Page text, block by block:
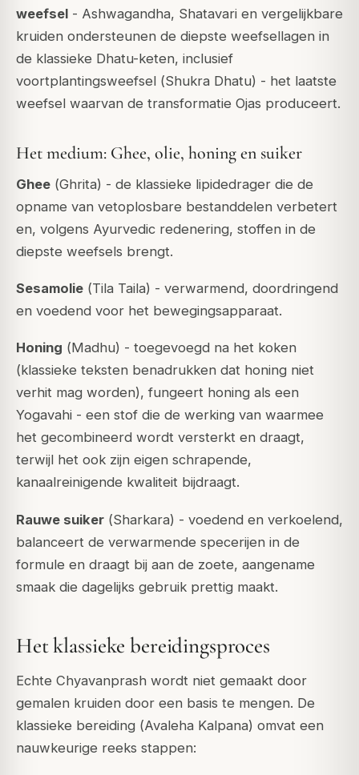
weefsel - Ashwagandha, Shatavari en vergelijkbare
kruiden ondersteunen de diepste weefsellagen in
de klassieke Dhatu-keten, inclusief
voortplantingsweefsel (Shukra Dhatu) - het laatste
weefsel waarvan de transformatie Ojas produceert.
Het medium: Ghee, olie, honing en suiker
Ghee (Ghrita) - de klassieke lipidedrager die de
opname van vetoplosbare bestanddelen verbetert
en, volgens Ayurvedic redenering, stoffen in de
diepste weefsels brengt.
Sesamolie (Tila Taila) - verwarmend, doordringend
en voedend voor het bewegingsapparaat.
Honing (Madhu) - toegevoegd na het koken
(klassieke teksten benadrukken dat honing niet
verhit mag worden), fungeert honing als een
Yogavahi - een stof die de werking van waarmee
het gecombineerd wordt versterkt en draagt,
terwijl het ook zijn eigen schrapende,
kanaalreinigende kwaliteit bijdraagt.
Rauwe suiker (Sharkara) - voedend en verkoelend,
balanceert de verwarmende specerijen in de
formule en draagt bij aan de zoete, aangename
smaak die dagelijks gebruik prettig maakt.
Het klassieke bereidingsproces
Echte Chyavanprash wordt niet gemaakt door
gemalen kruiden door een basis te mengen. De
klassieke bereiding (Avaleha Kalpana) omvat een
nauwkeurige reeks stappen: